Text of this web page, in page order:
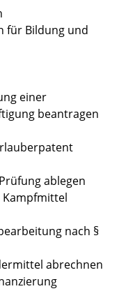
für Bildung und
einer
beantragen
ablegen
nach §
abrechnen